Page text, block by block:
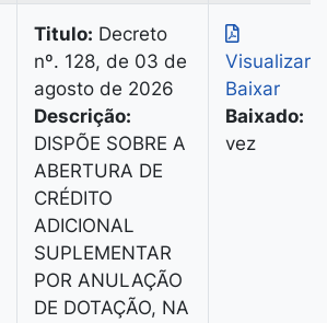
Titulo: Decreto
nº. 128, de 03 de
agosto de 2026
Descrição:
DISPÕE SOBRE A
ABERTURA DE
CRÉDITO
ADICIONAL
SUPLEMENTAR
POR ANULAÇÃO
DE DOTAÇÃO, NA
Visualizar
Baixar
Baixado:
vez